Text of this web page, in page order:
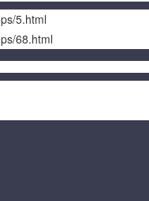
5.html
68.html